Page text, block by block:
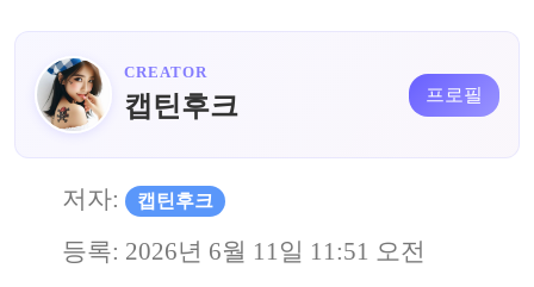
CREATOR
캡틴후크 프로필
저자: 캡틴후크
등록: 2026년 6월 11일 11:51 오전